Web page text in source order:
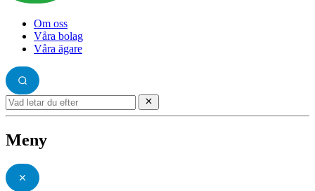
Om oss
Våra bolag
Våra ägare
Meny